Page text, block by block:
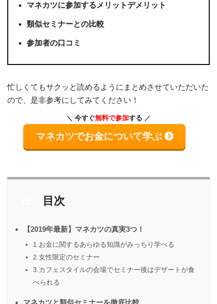
マネカツに参加するメリットデメリット
類似セミナーとの比較
参加者の口コミ
忙しくてもサクッと読めるようにまとめさせていただいた
ので、是非参考にしてみてください！
今すぐ無料で参加する
マネカツでお金について学ぶ
目次
【2019年最新】マネカツの真実3つ！
1.お金に関するあらゆる知識がみっちり学べる
2.女性限定のセミナー
3.カフェスタイルの会場でセミナー後はデザートが食
べられる
マネカツと類似セミナーを徹底比較